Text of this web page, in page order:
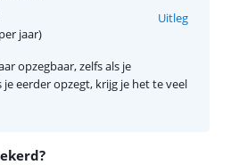
jaar)
Uitleg
opzegbaar, zelfs als je
eerder opzegt, krijg je het te veel